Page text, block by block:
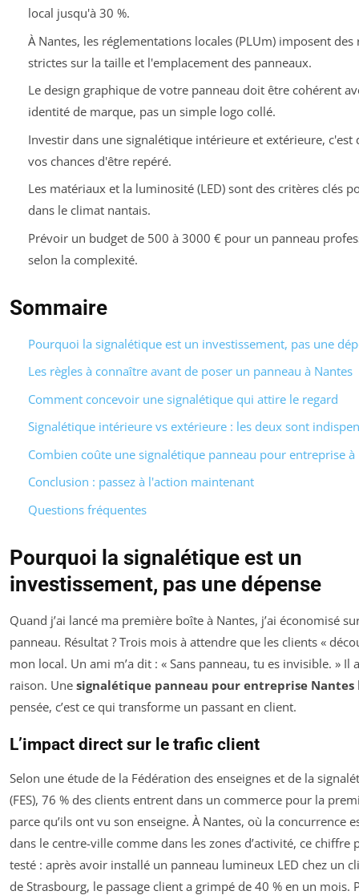
local jusqu'à 30 %.
À Nantes, les réglementations locales (PLUm) imposent des
strictes sur la taille et l'emplacement des panneaux.
Le design graphique de votre panneau doit être cohérent
identité de marque, pas un simple logo collé.
Investir dans une signalétique intérieure et extérieure, c'est
vos chances d'être repéré.
Les matériaux et la luminosité (LED) sont des critères clés
dans le climat nantais.
Prévoir un budget de 500 à 3000 € pour un panneau
selon la complexité.
Sommaire
Pourquoi la signalétique est un investissement, pas une
Les règles à connaître avant de poser un panneau à Nantes
Comment concevoir une signalétique qui attire le regard
Signalétique intérieure vs extérieure : les deux sont
Combien coûte une signalétique panneau pour entreprise à
Conclusion : passez à l'action maintenant
Questions fréquentes
Pourquoi la signalétique est un
investissement, pas une dépense
Quand j’ai lancé ma première boîte à Nantes, j’ai économisé
panneau. Résultat ? Trois mois à attendre que les clients «
mon local. Un ami m’a dit : « Sans panneau, tu es invisible. » Il
raison. Une signalétique panneau pour entreprise Nantes
pensée, c’est ce qui transforme un passant en client.
L’impact direct sur le trafic client
Selon une étude de la Fédération des enseignes et de la
(FES), 76 % des clients entrent dans un commerce pour la
parce qu’ils ont vu son enseigne. À Nantes, où la concurrence
dans le centre-ville comme dans les zones d’activité, ce chiffre
testé : après avoir installé un panneau lumineux LED chez un
de Strasbourg, le passage client a grimpé de 40 % en un mois.